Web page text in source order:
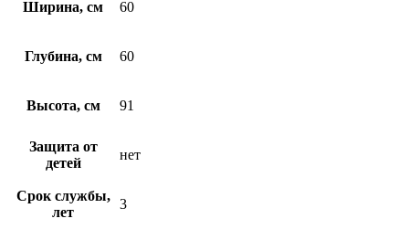
Ширина, см 60
Глубина, см 60
Высота, см 91
Защита от
детей
нет
Срок службы,
лет
3